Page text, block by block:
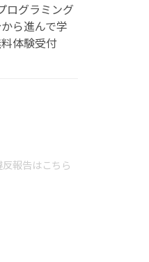
ログラミング
ら進んで学
体験受付
反報告はこちら